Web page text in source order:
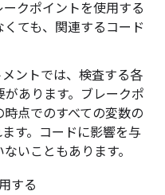
クポイントを使用する
ても、関連するコード
ントでは、検査する各
あります。ブレークポ
点でのすべての変数の
す。コードに影響を与
いこともあります。
する